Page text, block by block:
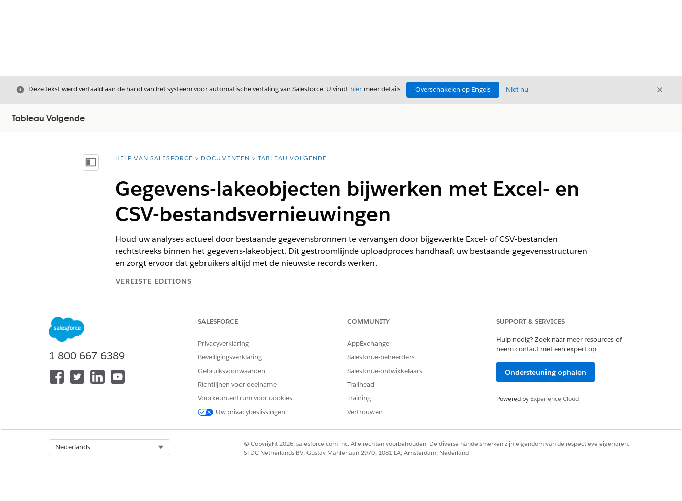
Sluiten
Deze tekst werd vertaald aan de hand van het systeem voor automatische vertaling van Salesforce. U vindt hier meer details. Overschakelen op Engels Niet nu Sluiten
Tableau Volgende
Inhoudsopgave weergeven
U bent hier:
HELP VAN SALESFORCE DOCUMENTEN TABLEAU VOLGENDE
Gegevens-lakeobjecten bijwerken met Excel- en
CSV-bestandsvernieuwingen
Houd uw analyses actueel door bestaande gegevensbronnen te vervangen door bijgewerkte Excel- of CSV-bestanden
rechtstreeks binnen het gegevens-lakeobject. Dit gestroomlijnde uploadproces handhaaft uw bestaande gegevensstructuren
en zorgt ervoor dat gebruikers altijd met de nieuwste records werken.
VEREISTE EDITIONS
Gegevens uploaden naar Tableau Next: Machtigingenset
Tableau Unmetered Platform Analyst of Tableau
Next Platform Analyst
Tableau Next optimaliseert automatisch de prestaties door de meest efficiënte verwerkingsmethode te selecteren op basis
van bestandsgrootte en kolommen. Zie Verwerkingsmodi en limieten voor
Open het gegevens-lakeobject voor de tabel die u wilt bijwerken.
Gegevens vervangen...
Klik opBestand uploadenen selecteer uw bijgewerkte Excel- of CSV-bestand.
BELANGRIJK Bestanden zijn beperkt tot 10 MB voor Excel-bestanden en 100 MB voor CSV-bestanden voor vernieuwingen.
1-800-667-6389
SALESFORCE
Privacyverklaring
Beveiligingsverklaring
Gebruiksvoorwaarden
Richtlijnen voor deelname
Voorkeurcentrum voor cookies
Uw privacybeslissingen
COMMUNITY
AppExchange
Salesforce-beheerders
Salesforce-ontwikkelaars
Trailhead
Training
Vertrouwen
SUPPORT & SERVICES
Hulp nodig? Zoek naar meer resources of
neem contact met een expert op.
Ondersteuning ophalen
Powered by Experience Cloud
Nederlands
© Copyright 2026, salesforce.com inc. Alle rechten voorbehouden. De diverse handelsmerken zijn eigendom van de respectieve eigenaren.
SFDC Netherlands BV, Gustav Mahlerlaan 2970, 1081 LA, Amsterdam, Nederland